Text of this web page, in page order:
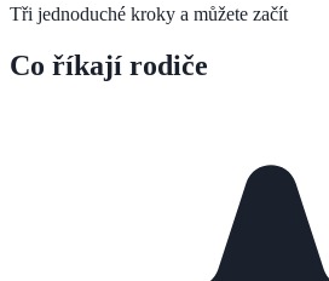
Tři jednoduché kroky a můžete začít
Co říkají rodiče